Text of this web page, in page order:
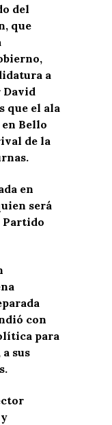
del
que
a
David
que el ala
Bello
de la
en
será
Partido
con
para
sus